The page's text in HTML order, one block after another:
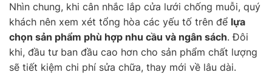
Nhìn chung, khi cân nhắc lắp cửa lưới chống muỗi, quý
khách nên xem xét tổng hòa các yếu tố trên để lựa
chọn sản phẩm phù hợp nhu cầu và ngân sách. Đôi
khi, đầu tư ban đầu cao hơn cho sản phẩm chất lượng
sẽ tiết kiệm chi phí sửa chữa, thay mới về lâu dài.